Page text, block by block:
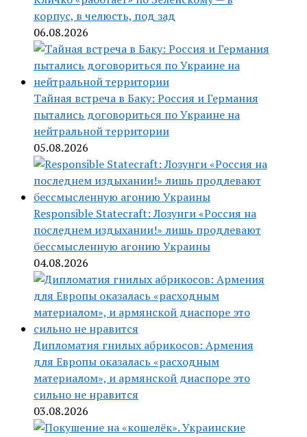
корпус, в челюсть, под зад
06.08.2026
Тайная встреча в Баку: Россия и Германия
пытались договориться по Украине на
нейтральной территории
05.08.2026
Responsible Statecraft: Лозунги «Россия на
последнем издыхании!» лишь продлевают
бессмысленную агонию Украины
04.08.2026
Дипломатия гнилых абрикосов: Армения
для Европы оказалась «расходным
материалом», и армянской диаспоре это
сильно не нравится
03.08.2026